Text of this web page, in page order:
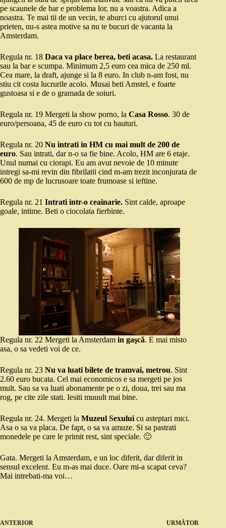
pe scaunele de bar e problema lor, nu a voastra. Adica a
noastra. Te mai tii de un vecin, te aburci cu ajutorul unui
prieten, nu-s astea motive sa nu te bucuri de vacanta la
Amsterdam.
Regula nr. 18 Daca va place berea, beti acasa. La restaurant
sau la bar e scumpa. Minimum 2,5 euro cea mica de 250 ml.
Cea mare, la draft, ajunge si la 8 euro. In club n-am fost, nu
stiu cit costa lucrurile acolo. Musai beti Amstel, e foarte
gustoasa si e de o gramada de soiuri.
Regula nr. 19 Mergeti la show porno, la Casa Rosso. 30 de
euro/persoana, 45 de euro cu tot cu bauturi.
Regula nr. 20 Nu intrati in HM cu mai mult de 200 de
euro. Sau intrati, dar n-o sa fie bine. Acolo, HM are 6 etaje.
Unul numai cu ciorapi. Eu am avut nevoie de 10 minute
intregi sa-mi revin din fibrilatii cind m-am trezit inconjurata de
600 de mp de lucrusoare toate frumoase si ieftine.
Regula nr. 21 Intrati intr-o ceainarie. Sint calde, aproape
goale, intime. Beti o ciocolata fierbinte.
Regula nr. 22 Mergeti la Amsterdam in gaşcă. E mai misto
asa, o sa vedeti voi de ce.
Regula nr. 23 Nu va luati bilete de tramvai, metrou. Sint
2.60 euro bucata. Cel mai economicos e sa mergeti pe jos
mult. Sau sa va luati abonamente pe o zi, doua, trei sau ma
rog, pe cite zile stati. Iesiti muuult mai bine.
Regula nr. 24. Mergeti la Muzeul Sexului cu asteptari mici.
Asa o sa va placa. De fapt, o sa va amuze. Si sa pastrati
monedele pe care le primit rest, sint speciale. 🙂
Gata. Mergeti la Amsterdam, e un loc diferit, dar diferit in
sensul excelent. Eu m-as mai duce. Oare mi-a scapat ceva?
Mai intrebati-ma voi…
ANTERIOR URMĂTOR